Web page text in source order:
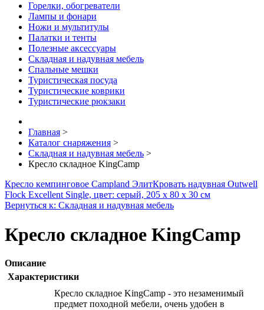
Горелки, обогреватели
Лампы и фонари
Ножи и мультитулы
Палатки и тенты
Полезные аксессуары
Складная и надувная мебель
Спальные мешки
Туристическая посуда
Туристические коврики
Туристические рюкзаки
Главная >
Каталог снаряжения >
Складная и надувная мебель >
Кресло складное KingCamp
Кресло кемпинговое Campland ЭлитКровать надувная Outwell
Flock Excellent Single, цвет: серый, 205 х 80 х 30 см
Вернуться к: Складная и надувная мебель
Кресло складное KingCamp
Описание
Характеристики
Кресло складное KingCamp - это незаменимый
предмет походной мебели, очень удобен в